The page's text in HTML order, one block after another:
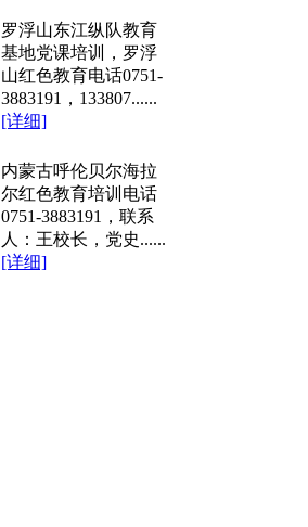
罗浮山东江纵队教育
基地党课培训，罗浮
山红色教育电话0751-
3883191，133807......
[详细]
内蒙古呼伦贝尔海拉
尔红色教育培训电话
0751-3883191，联系
人：王校长，党史......
[详细]